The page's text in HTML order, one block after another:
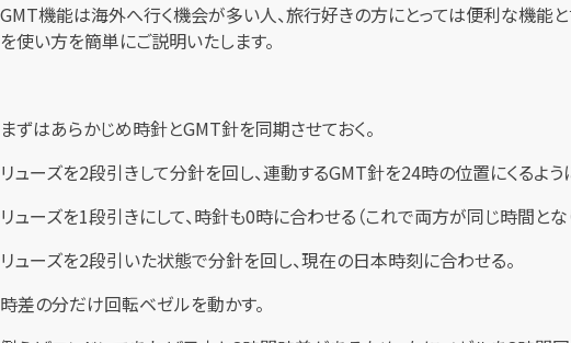
GMT機能は海外へ行く機会が多い人、旅行好きの方にとっては便利な機能
を使い方を簡単にご説明いたします。
まずはあらかじめ時針とGMT針を同期させておく。
リューズを2段引きして分針を回し、連動するGMT針を24時の位置にくるよう
リューズを1段引きにして、時針も0時に合わせる（これで両方が同じ時間とな
リューズを2段引いた状態で分針を回し、現在の日本時刻に合わせる。
時差の分だけ回転ベゼルを動かす。